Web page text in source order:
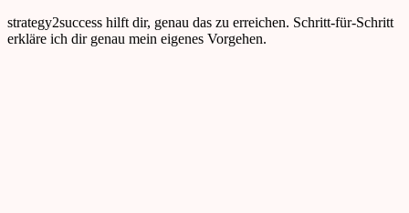
strategy2success hilft dir, genau das zu erreichen. Schritt-für-Schritt
erkläre ich dir genau mein eigenes Vorgehen.